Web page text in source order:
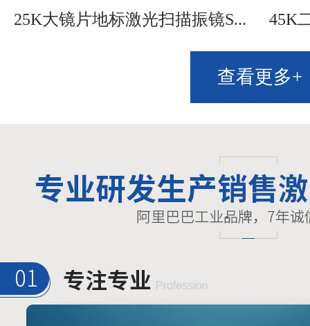
25K大镜片地标激光扫描振镜S... 45K
查看更多+